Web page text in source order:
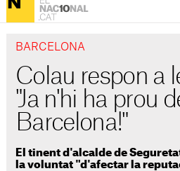
BARCELONA
Colau respon a
"Ja n'hi ha prou
Barcelona!"
El tinent d'alcalde de
la voluntat "d'afectar la